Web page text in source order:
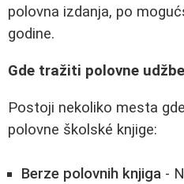
polovna izdanja, po
godine.
Gde tražiti polovne
Postoji nekoliko mesta
polovne školské knjige:
Berze polovnih knjiga -